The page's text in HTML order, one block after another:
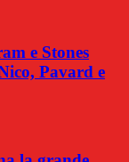
e Stones
Pavard e